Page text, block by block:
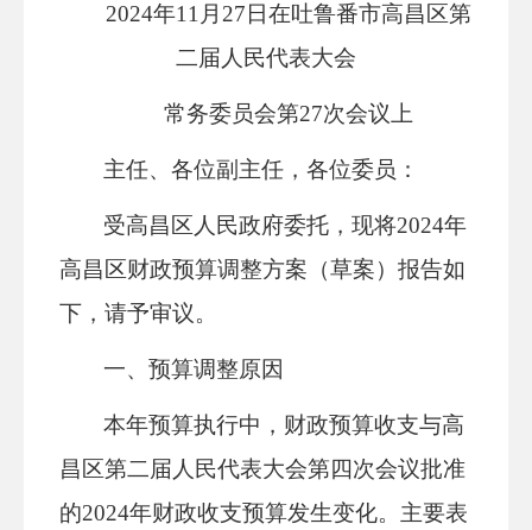
2024年11月 27 日在吐鲁番市高昌区第
二届人民代表大会
常务委员会第27次会议上
主任、各位副主任，各位委员：
受高昌区人民政府委托，现将2024年
高昌区财政预算调整方案（草案）报告如
下，请予审议。
一、预算调整原因
本年预算执行中，财政预算收支与高
昌区第二届人民代表大会第四次会议批准
的2024年财政收支预算发生变化。 主要表